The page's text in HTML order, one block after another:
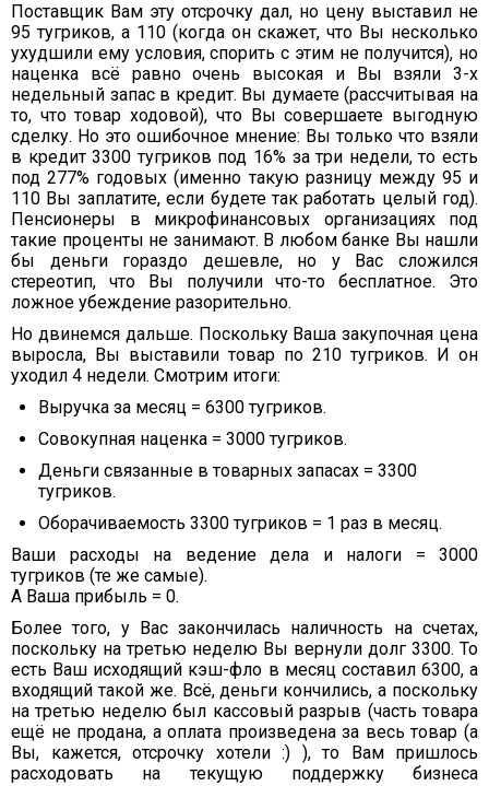
Поставщик Вам эту отсрочку дал, но цену выставил не
95 тугриков, а 110 (когда он скажет, что Вы несколько
ухудшили ему условия, спорить с этим не получится), но
наценка всё равно очень высокая и Вы взяли 3-х
недельный запас в кредит. Вы думаете (рассчитывая на
то, что товар ходовой), что Вы совершаете выгодную
сделку. Но это ошибочное мнение: Вы только что взяли
в кредит 3300 тугриков под 16% за три недели, то есть
под 277% годовых (именно такую разницу между 95 и
110 Вы заплатите, если будете так работать целый год).
Пенсионеры в микрофинансовых организациях под
такие проценты не занимают. В любом банке Вы нашли
бы деньги гораздо дешевле, но у Вас сложился
стереотип, что Вы получили что-то бесплатное. Это
ложное убеждение разорительно.
Но двинемся дальше. Поскольку Ваша закупочная цена
выросла, Вы выставили товар по 210 тугриков. И он
уходил 4 недели. Смотрим итоги:
Выручка за месяц = 6300 тугриков.
Совокупная наценка = 3000 тугриков.
Деньги связанные в товарных запасах = 3300
тугриков.
Оборачиваемость 3300 тугриков = 1 раз в месяц.
Ваши расходы на ведение дела и налоги = 3000
тугриков (те же самые).
А Ваша прибыль = 0.
Более того, у Вас закончилась наличность на счетах,
поскольку на третью неделю Вы вернули долг 3300. То
есть Ваш исходящий кэш-фло в месяц составил 6300, а
входящий такой же. Всё, деньги кончились, а поскольку
на третью неделю был кассовый разрыв (часть товара
ещё не продана, а оплата произведена за весь товар (а
Вы, кажется, отсрочку хотели :) ), то Вам пришлось
расходовать на текущую поддержку бизнеса